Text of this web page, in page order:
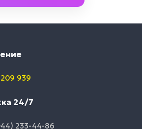
939
24/7
233-44-86